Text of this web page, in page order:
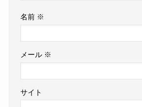
名前 ※
メール ※
サイト